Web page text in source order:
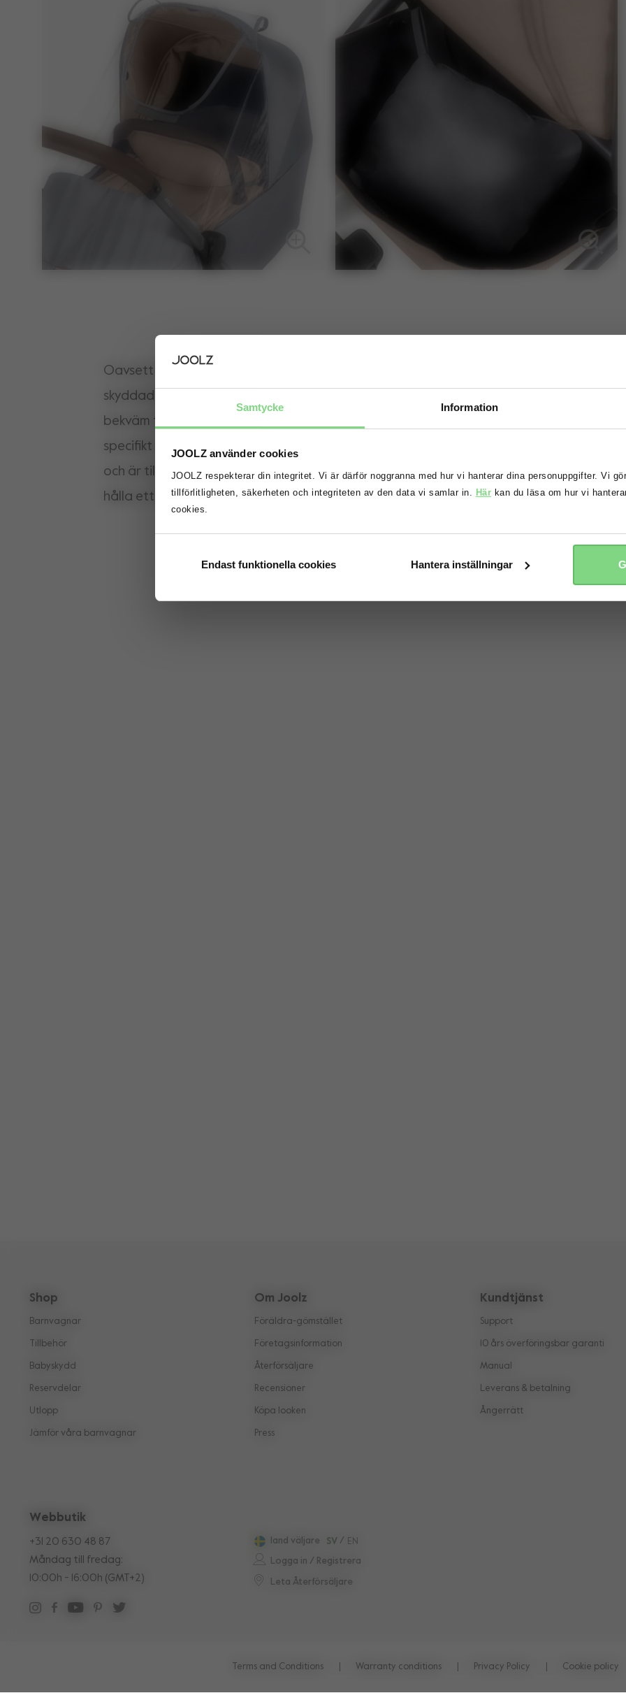
Samtycke Information
JOOLZ använder cookies
JOOLZ respekterar din integritet. Vi är därför noggranna med hur vi hanterar dina personuppgifter. Vi
tillförlitligheten, säkerheten och integriteten av den data vi samlar in. Här kan du läsa om hur vi
cookies.
Endast funktionella cookies Hantera inställningar
Oavsett om det snöar eller regnar så har bebisen en
skyddad plats. Ditt barn kommer att hålla sig torr och
bekväm tack vare detta lilla skydd som designats
specifikt för Joolz Aer-liggdelen. Den passar perfekt
och är tillverkad i genomskinligt material så att du kan
hålla ett öga på barnet och det på världen.
Shop
Barnvagnar
Tillbehör
Babyskydd
Reservdelar
Utlopp
Jämför våra barnvagnar
Om Joolz
Föräldra-gömstället
Företagsinformation
Återförsäljare
Recensioner
Köpa looken
Press
Kundtjänst
Support
10 års överföringsbar garanti
Manual
Leverans & betalning
Ångerrätt
Logga in / Registrera
Leta Återförsäljare
land väljare EN
/
SV
Webbutik
+31 20 630 48 87
Måndag till fredag:
10:00h - 16:00h (GMT+2)
Terms and Conditions Warranty conditions Privacy Policy Cookie policy
Oops! Det ser ut som att du är på fel webbplats. Vill